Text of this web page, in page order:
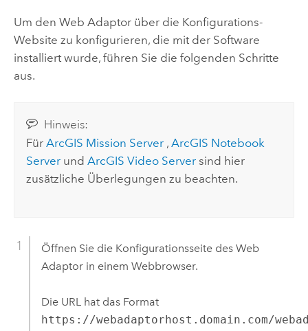
Um den Web Adaptor über die Konfigurations-
Website zu konfigurieren, die mit der Software
installiert wurde, führen Sie die folgenden Schritte
aus.
Hinweis:
FürArcGIS Mission Server ,ArcGIS Notebook
Server undArcGIS Video Server sind hier
zusätzliche Überlegungen zu beachten.
Öffnen Sie die Konfigurationsseite des Web
Adaptor in einem Webbrowser.
Die URL hat das Format
https://webadaptorhost.domain.com/